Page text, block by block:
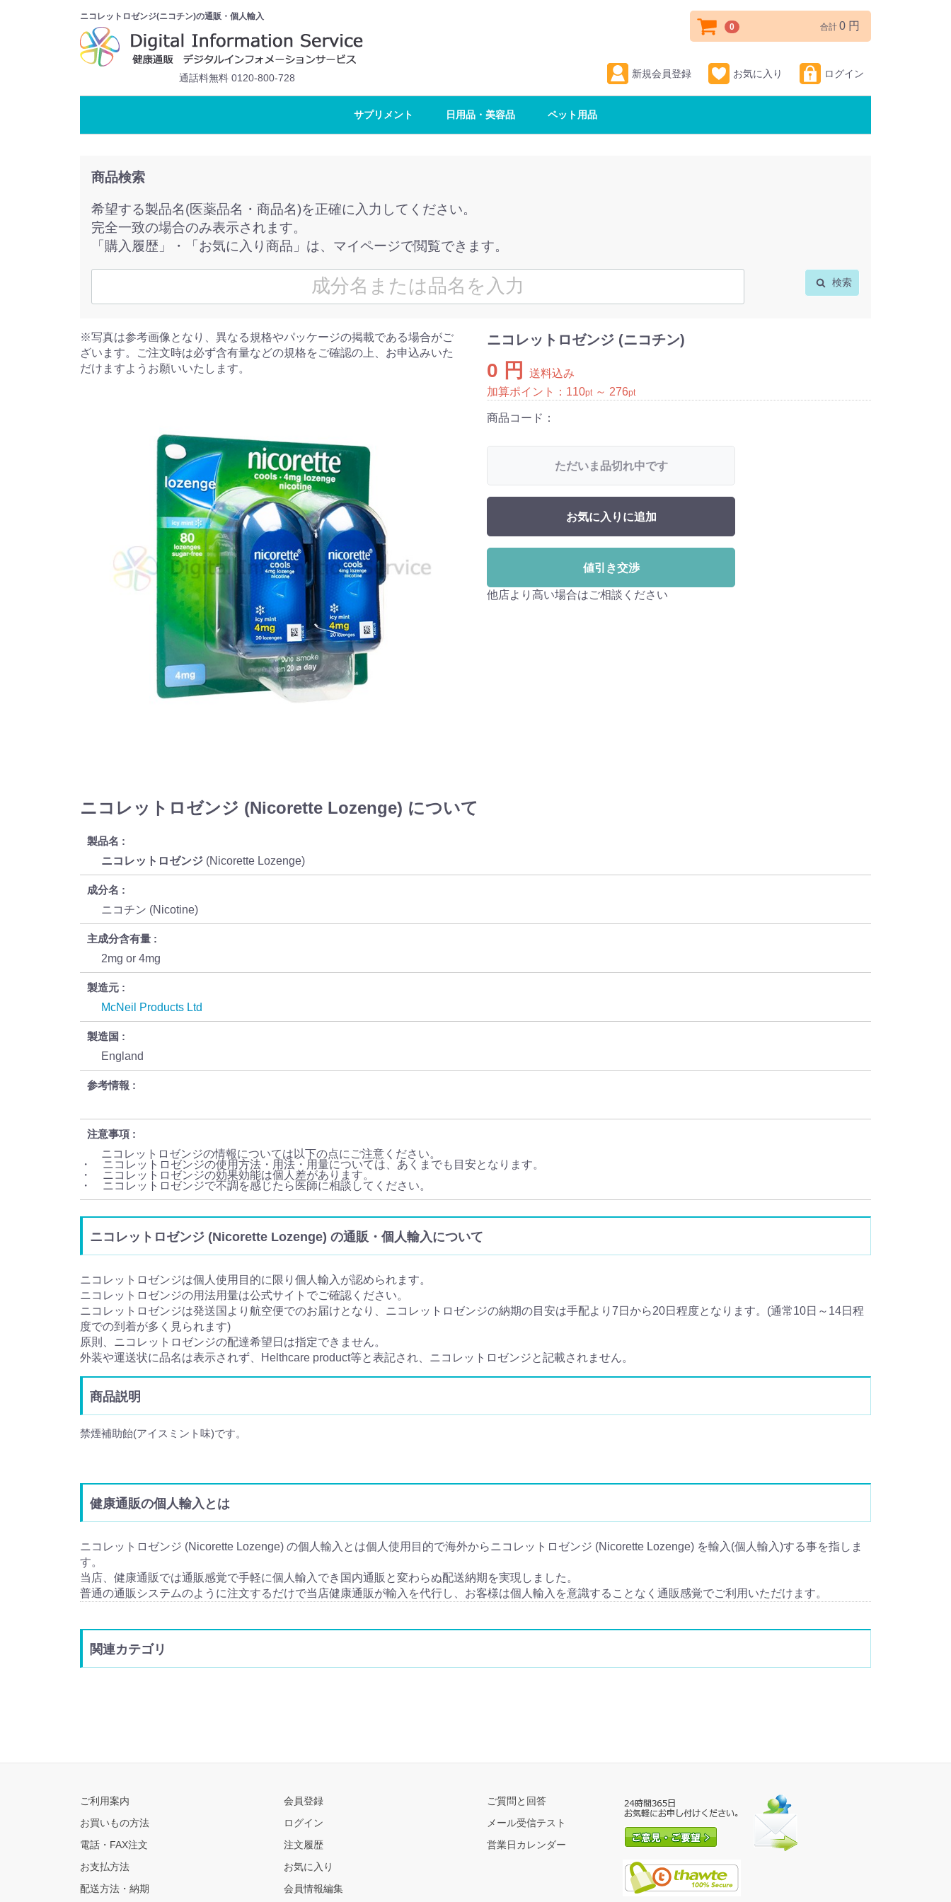
ニコレットロゼンジ(ニコチン)の通販・個人輸入
通話料無料 0120-800-728 新規会員登録 お気に入り ログイン
0 合計 0 円
サプリメント 日用品・美容品 ペット用品
商品検索
希望する製品名(医薬品名・商品名)を正確に入力してください。
完全一致の場合のみ表示されます。
「購入履歴」・「お気に入り商品」は、マイページで閲覧できます。
検索
※写真は参考画像となり、異なる規格やパッケージの掲載である場合がご
ざいます。ご注文時は必ず含有量などの規格をご確認の上、お申込みいた
だけますようお願いいたします。
ニコレットロゼンジ (ニコチン)
0 円
送料込み
加算ポイント： 110pt ～ 276pt
商品コード：
ただいま品切れ中です
お気に入りに追加
値引き交渉
他店より高い場合はご相談ください
ニコレットロゼンジ (Nicorette Lozenge) について
製品名
ニコレットロゼンジ (Nicorette Lozenge)
成分名
ニコチン (Nicotine)
主成分含有量
2mg or 4mg
製造元
McNeil Products Ltd
製造国
England
参考情報
注意事項
ニコレットロゼンジの情報については以下の点にご注意ください。
・ ニコレットロゼンジの使用方法・用法・用量については、あくまでも目安となります。
・ ニコレットロゼンジの効果効能は個人差があります。
・ ニコレットロゼンジで不調を感じたら医師に相談してください。
ニコレットロゼンジ (Nicorette Lozenge) の通販・個人輸入について
ニコレットロゼンジは個人使用目的に限り個人輸入が認められます。
ニコレットロゼンジの用法用量は公式サイトでご確認ください。
ニコレットロゼンジは発送国より航空便でのお届けとなり、ニコレットロゼンジの納期の目安は手配より7日から20日程度となります。(通常10日～14日程
度での到着が多く見られます)
原則、ニコレットロゼンジの配達希望日は指定できません。
外装や運送状に品名は表示されず、Helthcare product等と表記され、ニコレットロゼンジと記載されません。
商品説明
禁煙補助飴(アイスミント味)です。
健康通販の個人輸入とは
ニコレットロゼンジ (Nicorette Lozenge) の個人輸入とは個人使用目的で海外からニコレットロゼンジ (Nicorette Lozenge) を輸入(個人輸入)する事を指しま
す。
当店、健康通販では通販感覚で手軽に個人輸入でき国内通販と変わらぬ配送納期を実現しました。
普通の通販システムのように注文するだけで当店健康通販が輸入を代行し、お客様は個人輸入を意識することなく通販感覚でご利用いただけます。
関連カテゴリ
ご利用案内
お買いもの方法
電話・FAX注文
お支払方法
配送方法・納期
会員登録
ログイン
注文履歴
お気に入り
会員情報編集
ご質問と回答
メール受信テスト
営業日カレンダー